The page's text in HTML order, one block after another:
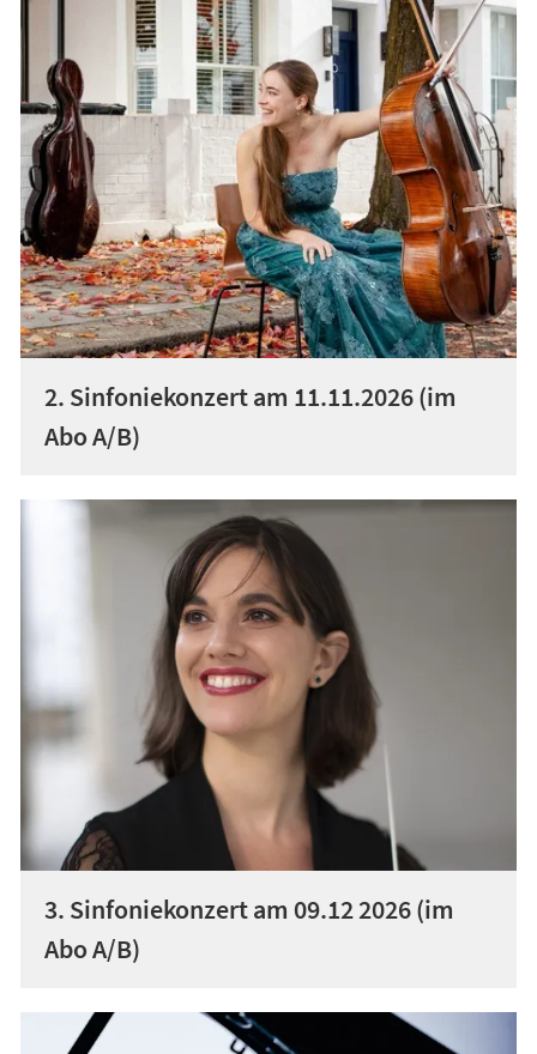
2. Sinfoniekonzert am 11.11.2026 (im
Abo A/B)
3. Sinfoniekonzert am 09.12 2026 (im
Abo A/B)